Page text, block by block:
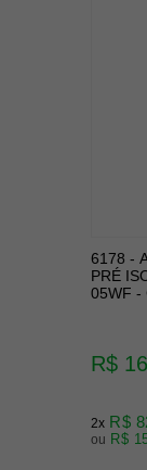
6178 -
PRÉ
05WF -
R$
2x R$
ou R$